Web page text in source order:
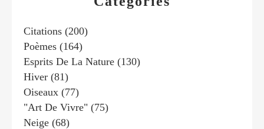
Citations (200)
Poèmes (164)
Esprits De La Nature (130)
Hiver (81)
Oiseaux (77)
"art De Vivre" (75)
Neige (68)